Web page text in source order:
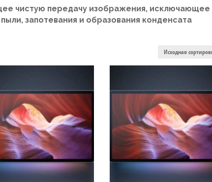
чистую передачу изображения, исключающее
запотевания и образования конденсата